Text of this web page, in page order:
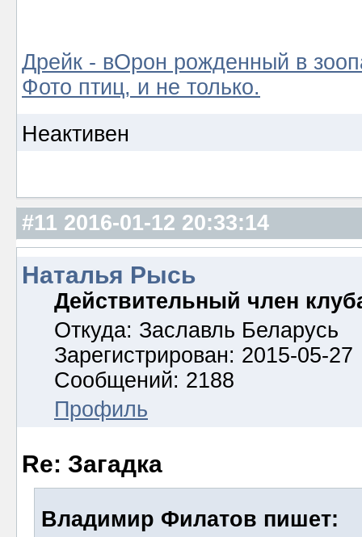
Дрейк - вОрон рожденный в
Фото птиц, и не только.
Неактивен
#11 2016-01-12 20:33:14
Наталья Рысь
Действительный член
Откуда: Заславль Беларусь
Зарегистрирован: 2015-05-27
Сообщений: 2188
Профиль
Re: Загадка
Владимир Филатов пишет: